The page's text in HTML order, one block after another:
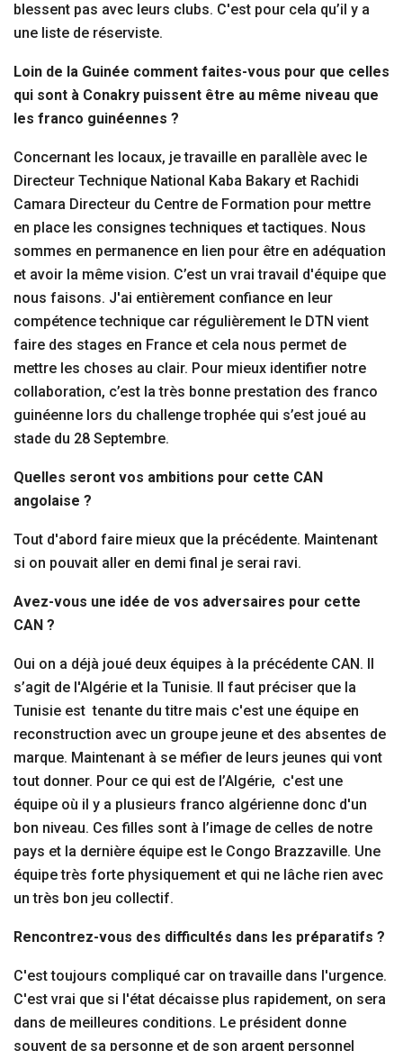
blessent pas avec leurs clubs. C'est pour cela qu’il y a
une liste de réserviste.
Loin de la Guinée comment faites-vous pour que celles
qui sont à Conakry puissent être au même niveau que
les franco guinéennes ?
Concernant les locaux, je travaille en parallèle avec le
Directeur Technique National Kaba Bakary et Rachidi
Camara Directeur du Centre de Formation pour mettre
en place les consignes techniques et tactiques. Nous
sommes en permanence en lien pour être en adéquation
et avoir la même vision. C’est un vrai travail d'équipe que
nous faisons. J'ai entièrement confiance en leur
compétence technique car régulièrement le DTN vient
faire des stages en France et cela nous permet de
mettre les choses au clair. Pour mieux identifier notre
collaboration, c’est la très bonne prestation des franco
guinéenne lors du challenge trophée qui s’est joué au
stade du 28 Septembre.
Quelles seront vos ambitions pour cette CAN
angolaise ?
Tout d'abord faire mieux que la précédente. Maintenant
si on pouvait aller en demi final je serai ravi.
Avez-vous une idée de vos adversaires pour cette
CAN ?
Oui on a déjà joué deux équipes à la précédente CAN. Il
s’agit de l'Algérie et la Tunisie. Il faut préciser que la
Tunisie est tenante du titre mais c'est une équipe en
reconstruction avec un groupe jeune et des absentes de
marque. Maintenant à se méfier de leurs jeunes qui vont
tout donner. Pour ce qui est de l’Algérie, c'est une
équipe où il y a plusieurs franco algérienne donc d'un
bon niveau. Ces filles sont à l’image de celles de notre
pays et la dernière équipe est le Congo Brazzaville. Une
équipe très forte physiquement et qui ne lâche rien avec
un très bon jeu collectif.
Rencontrez-vous des difficultés dans les préparatifs ?
C'est toujours compliqué car on travaille dans l'urgence.
C'est vrai que si l'état décaisse plus rapidement, on sera
dans de meilleures conditions. Le président donne
souvent de sa personne et de son argent personnel